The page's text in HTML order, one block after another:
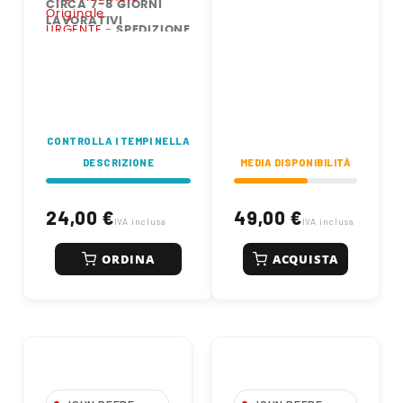
CIRCA 7-8 GIORNI
LAVORATIVI
Originale
URGENTE - SPEDIZIONE
CONTROLLA I TEMPI NELLA
DESCRIZIONE
24,00 €IVA inclusa
ORDINA
MEDIA DISPONIBILITÀ
49,00 €IVA inclusa
ACQUISTA